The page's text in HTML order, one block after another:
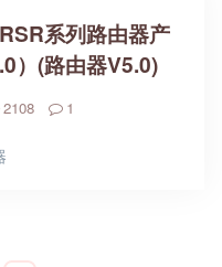
系列路由器产
）(路由器V5.0)
2108 1